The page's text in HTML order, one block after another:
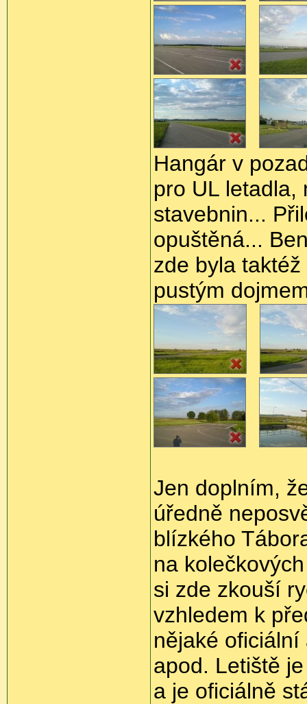
Hangár v
pro UL letadla,
stavebnin...
opuštěná...
zde byla
pustým
Jen doplním,
úředně
blízkého
na
si zde zkouší
vzhledem k
nějaké
apod. Letiště
a je oficiálně